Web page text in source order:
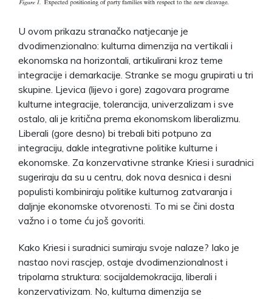
U ovom prikazu stranačko natjecanje je
dvodimenzionalno: kulturna dimenzija na vertikali i
ekonomska na horizontali, artikulirani kroz teme
integracije i demarkacije. Stranke se mogu grupirati u tri
skupine. Ljevica (lijevo i gore) zagovara programe
kulturne integracije, tolerancija, univerzalizam i sve
ostalo, ali je kritična prema ekonomskom liberalizmu.
Liberali (gore desno) bi trebali biti potpuno za
integraciju, dakle integrativne politike kulturne i
ekonomske. Za konzervativne stranke Kriesi i suradnici
sugeriraju da su u centru, dok nova desnica i desni
populisti kombiniraju politike kulturnog zatvaranja i
daljnje ekonomske otvorenosti. To mi se čini dosta
važno i o tome ću još govoriti.
Kako Kriesi i suradnici sumiraju svoje nalaze? Iako je
nastao novi rascjep, ostaje dvodimenzionalnost i
tripolarna struktura: socijaldemokracija, liberali i
konzervativizam. No, kulturna dimenzija se